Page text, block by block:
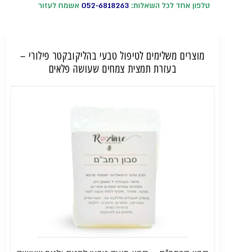
טלפון אחד לכל השאלות: 052-6818263 אשמח לעזור
מוצרים משלימים לטיפול טבעי בהליקובקטר פילורי –
בעזרת תמצית צמחים שעושה פלאים